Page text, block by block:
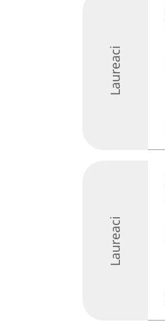
Laureaci
Laureaci